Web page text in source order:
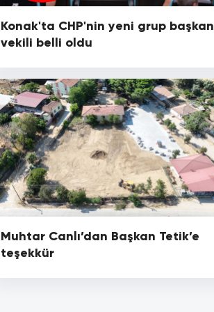
Konak'ta CHP'nin yeni grup başkan
vekili belli oldu
Muhtar Canlı’dan Başkan Tetik’e
teşekkür